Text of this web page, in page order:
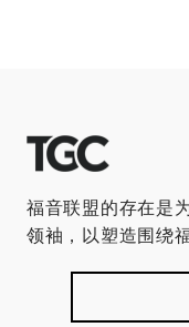
福音联盟的存在是
领袖，以塑造围绕